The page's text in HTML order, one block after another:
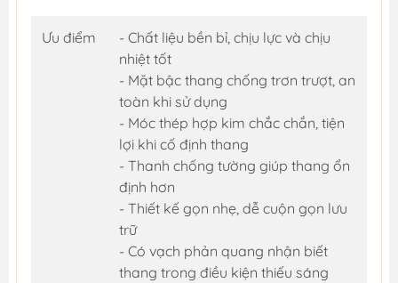
Ưu điểm
- Chất liệu bền bỉ, chịu lực và chịu
nhiệt tốt
- Mặt bậc thang chống trơn trượt, an
toàn khi sử dụng
- Móc thép hợp kim chắc chắn, tiện
lợi khi cố định thang
- Thanh chống tường giúp thang ổn
định hơn
- Thiết kế gọn nhẹ, dễ cuộn gọn lưu
trữ
- Có vạch phản quang nhận biết
thang trong điều kiện thiếu sáng